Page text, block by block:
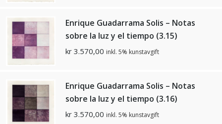
Enrique Guadarrama Solis – Notas
sobre la luz y el tiempo (3.15)
kr 3.570,00 inkl. 5% kunstavgift
Enrique Guadarrama Solis – Notas
sobre la luz y el tiempo (3.16)
kr 3.570,00 inkl. 5% kunstavgift